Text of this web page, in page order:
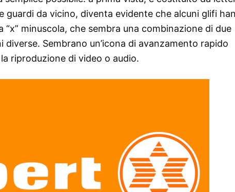
da vicino, diventa evidente che alcuni glifi
minuscola, che sembra una combinazione di due
Sembrano un’icona di avanzamento rapido
riproduzione di video o audio.